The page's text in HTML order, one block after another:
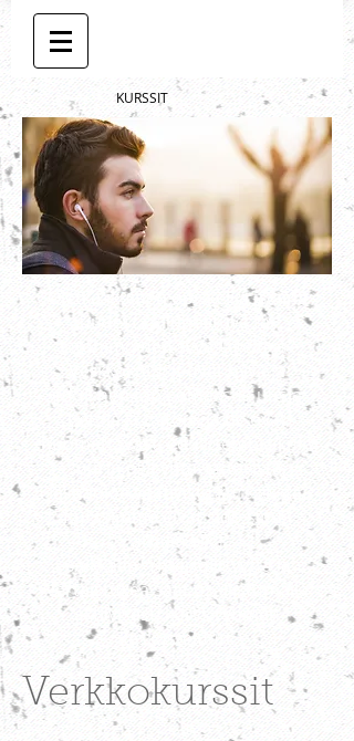
KURSSIT
Oletko ikuinen opiskelija ja aina
uudesta kiinnostuva tai
intohimoinen syväsukeltaja?
Verkkokurssit ovat hyvä ja
edullinen tapa omaksua uusia
tietoja ja taitoja, ja ne ovat
huomattavasti edullisempia kuin
suurin osa yhtä kattavista,
läsnäoloa vaativista kursseista.
Kurssimme eivät sido sinua
aikaan eikä
paikkaan. Yhteisöllisyyttä ja
vertaistukea saat osallistumalla
aktiivisesti kurssiryhmän
keskusteluun.
Verkkokurssit